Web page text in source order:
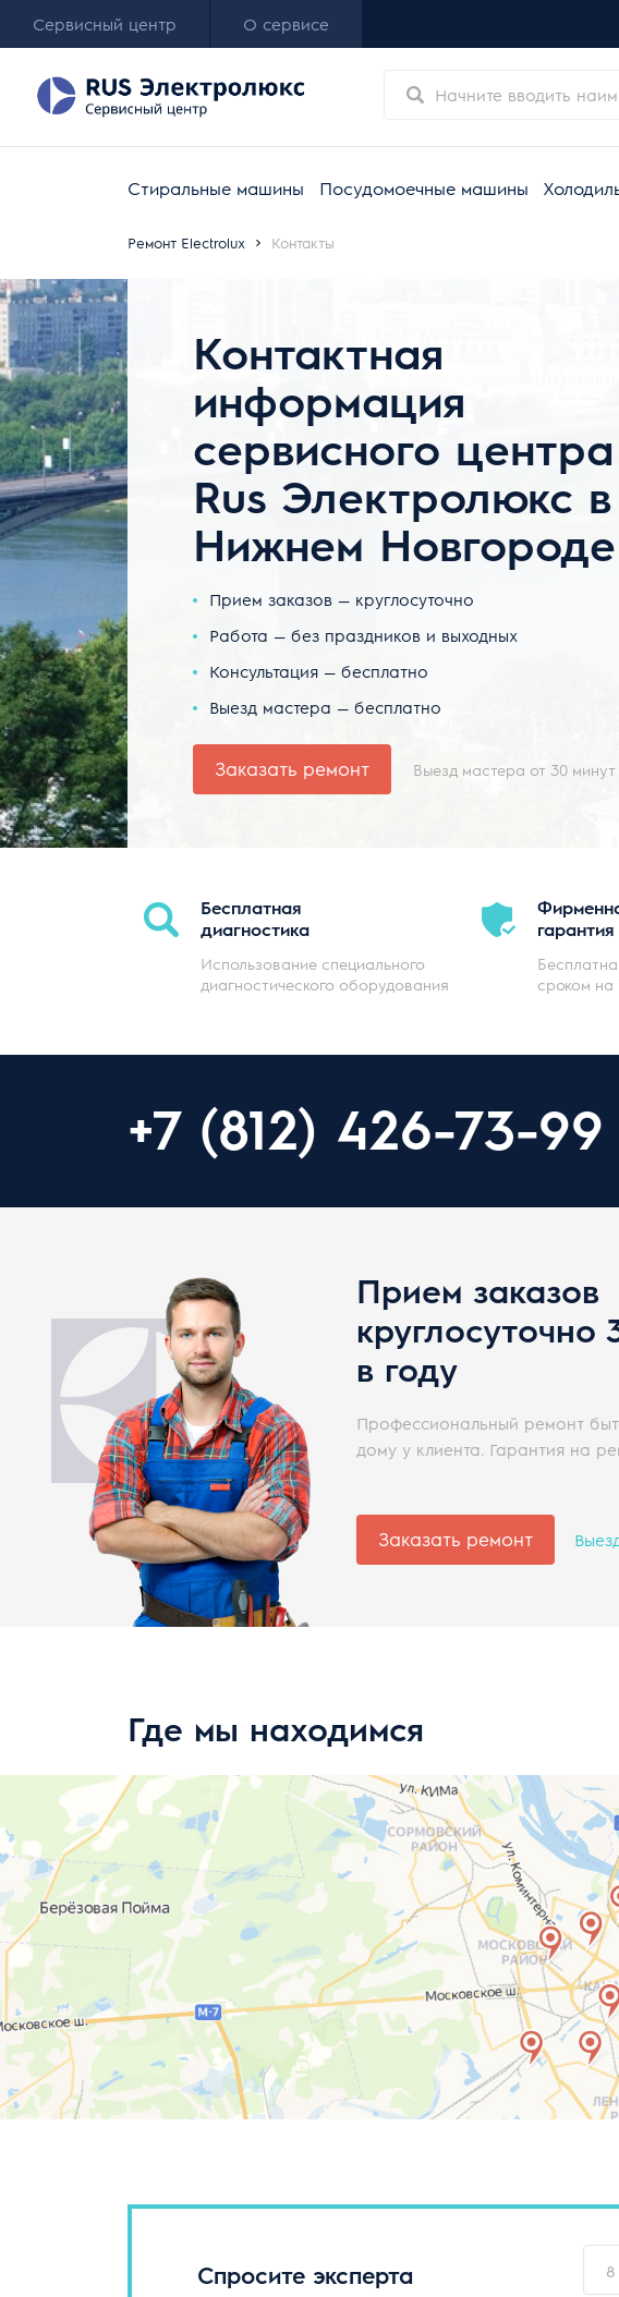
Сервисный центр О сервисе
Стиральные машины Посудомоечные машины
Ремонт Electrolux Контакты
Контактная
информация
сервисного центра
Rus Электролюкс в
Нижнем Новгороде
Прием заказов — круглосуточно
Работа — без праздников и выходных
Консультация — бесплатно
Выезд мастера — бесплатно
Заказать ремонт Выезд мастера от 30 минут
Бесплатная
диагностика
Использование специального
диагностического оборудования
гарантия
сроком на
+7 (812) 426-73-99
Прием заказов
круглосуточно
в году
Профессиональный ремонт
дому у клиента. Гарантия на
Заказать ремонт
Где мы находимся
Спросите эксперта